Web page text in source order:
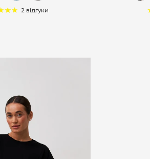
2 відгуки